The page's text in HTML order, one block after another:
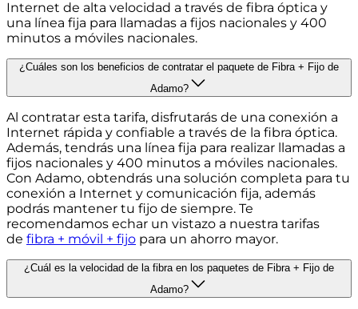
Internet de alta velocidad a través de fibra óptica y
una línea fija para llamadas a fijos nacionales y 400
minutos a móviles nacionales.
¿Cuáles son los beneficios de contratar el paquete de Fibra + Fijo de
Adamo?
Al contratar esta tarifa, disfrutarás de una conexión a
Internet rápida y confiable a través de la fibra óptica.
Además, tendrás una línea fija para realizar llamadas a
fijos nacionales y 400 minutos a móviles nacionales.
Con Adamo, obtendrás una solución completa para tu
conexión a Internet y comunicación fija, además
podrás mantener tu fijo de siempre. Te
recomendamos echar un vistazo a nuestra tarifas
de fibra + móvil + fijo para un ahorro mayor.
¿Cuál es la velocidad de la fibra en los paquetes de Fibra + Fijo de
Adamo?